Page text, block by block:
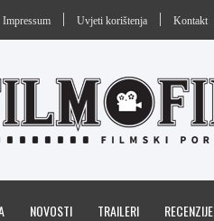
Impressum Uvjeti korištenja Kontakt
NOVOSTI TRAILERI RECENZIJE